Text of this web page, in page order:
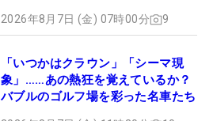
2026年8月7日 (金) 07時00分 9
「いつかはクラウン」「シーマ現
象」……あの熱狂を覚えているか？
バブルのゴルフ場を彩った名車たち